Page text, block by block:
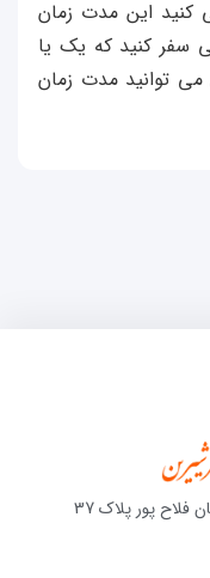
کنید این مدت زمان
سفر کنید که یک یا
توانید مدت زمان
فلاح پور پلاک 37